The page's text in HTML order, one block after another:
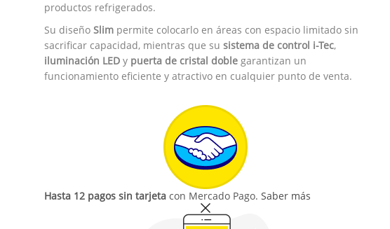
productos refrigerados.
Su diseño Slimpermite colocarlo en áreas con espacio limitado sin
sacrificar capacidad, mientras que su sistema de control i-Tec,
iluminación LEDy puerta de cristal doblegarantizan un
funcionamiento eficiente y atractivo en cualquier punto de venta.
Hasta 12 pagos sin tarjetacon Mercado Pago. Saber más